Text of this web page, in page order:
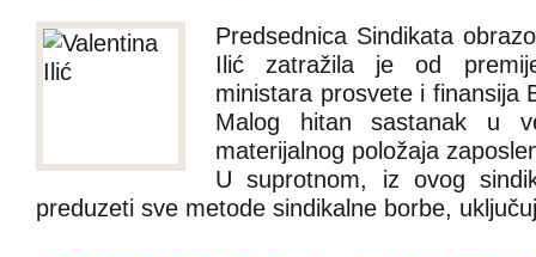
Predsednica Sindikata
Ilić zatražila je od
ministara prosvete i finansija
Malog hitan sastanak u
materijalnog položaja
U suprotnom, iz ovog
preduzeti sve metode sindikalne borbe,